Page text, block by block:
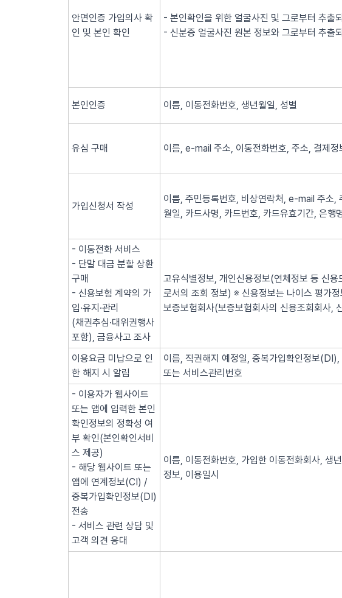
안면인증 가입의사 확
인 및 본인 확인
- 본인확인을 위한 얼굴사진 및 그로부터 추출
- 신분증 얼굴사진 원본 정보와 그로부터 추출
본인인증 이름, 이동전화번호, 생년월일, 성별
유심 구매 이름, e-mail 주소, 이동전화번호, 주소, 결제정
가입신청서 작성
이름, 주민등록번호, 비상연락처, e-mail 주소,
월일, 카드사명, 카드번호, 카드유효기간, 은행
- 이동전화 서비스
- 단말 대금 분할 상환
구매
- 신용보험 계약의 가
입·유지·관리
(채권추심·대위권행사
포함), 금융사고 조사
고유식별정보, 개인신용정보(연체정보 등 신
로서의 조회 정보) ※ 신용정보는 나이스 평가
보증보험회사(보증보험회사의 신용조회회사,
이용요금 미납으로 인
한 해지 시 알림
이름, 직권해지 예정일, 중복가입확인정보
또는 서비스관리번호
- 이용자가 웹사이트
또는 앱에 입력한 본인
확인정보의 정확성 여
부 확인(본인확인서비
스 제공)
- 해당 웹사이트 또는
앱에 연계정보(CI) /
중복가입확인정보(DI)
전송
- 서비스 관련 상담 및
고객 의견 응대
이름, 이동전화번호, 가입한 이동전화회사, 생
정보, 이용일시